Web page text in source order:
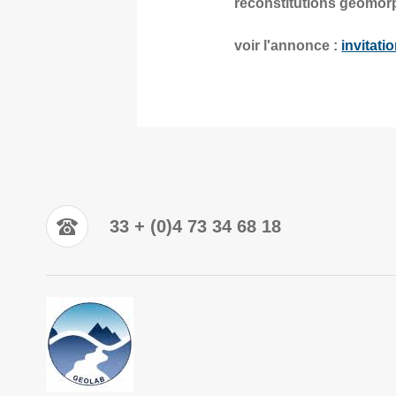
reconstitutions
voir l'annonce :
33 + (0)4 73 34 68 18